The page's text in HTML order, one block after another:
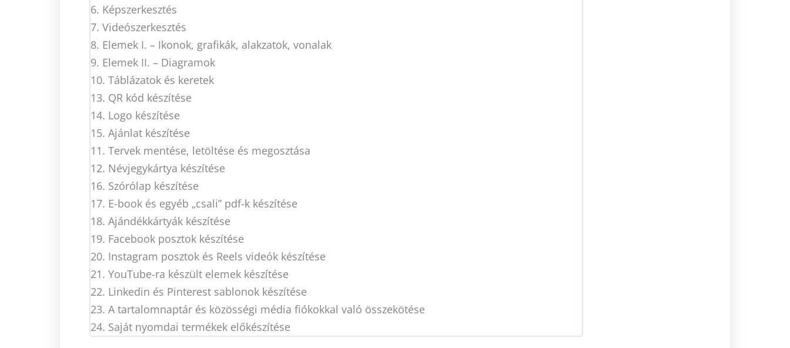
6. Képszerkesztés
7. Videószerkesztés
8. Elemek I. – Ikonok, grafikák, alakzatok, vonalak
9. Elemek II. – Diagramok
10. Táblázatok és keretek
13. QR kód készítése
14. Logo készítése
15. Ajánlat készítése
11. Tervek mentése, letöltése és megosztása
12. Névjegykártya készítése
16. Szórólap készítése
17. E-book és egyéb „csali” pdf-k készítése
18. Ajándékkártyák készítése
19. Facebook posztok készítése
20. Instagram posztok és Reels videók készítése
21. YouTube-ra készült elemek készítése
22. Linkedin és Pinterest sablonok készítése
23. A tartalomnaptár és közösségi média fiókokkal való összekötése
24. Saját nyomdai termékek előkészítése